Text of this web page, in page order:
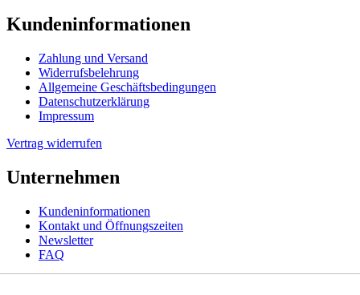
Kundeninformationen
Zahlung und Versand
Widerrufsbelehrung
Allgemeine Geschäftsbedingungen
Datenschutzerklärung
Impressum
Vertrag widerrufen
Unternehmen
Kundeninformationen
Kontakt und Öffnungszeiten
Newsletter
FAQ